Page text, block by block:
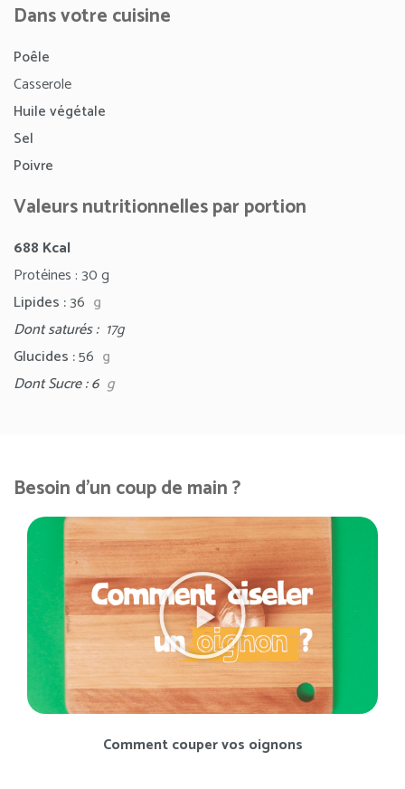
Dans votre cuisine
Poêle
Casserole
Huile végétale
Sel
Poivre
Valeurs nutritionnelles par portion
688 Kcal
Protéines : 30g
Lipides :36 g
Dont saturés :17g
Glucides :56 g
Dont Sucre : 6 g
Besoin d'un coup de main ?
Comment couper vos oignons